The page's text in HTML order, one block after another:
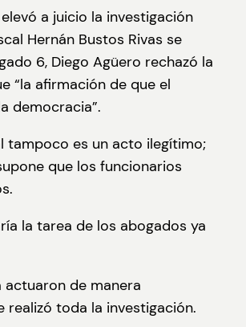
a juicio la investigación
Hernán Bustos Rivas se
6, Diego Agüero rechazó la
“la afirmación de que el
democracia”.
tampoco es un acto ilegítimo;
que los funcionarios
la tarea de los abogados ya
actuaron de manera
realizó toda la investigación.